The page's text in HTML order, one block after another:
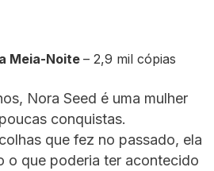
Meia-Noite– 2,9 mil cópias
Nora Seed é uma mulher
conquistas.
que fez no passado, ela
o que poderia ter acontecido